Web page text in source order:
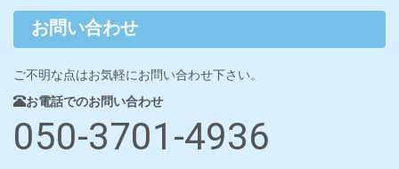
お問い合わせ
ご不明な点はお気軽にお問い合わせ下さい。
お電話でのお問い合わせ
050-3701-4936